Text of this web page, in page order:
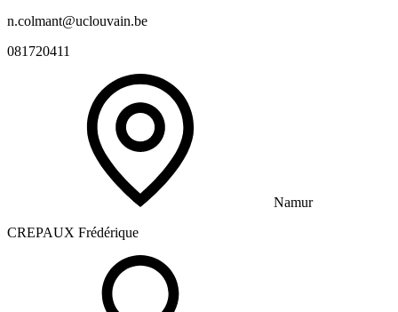
n.colmant@uclouvain.be
081720411
Namur
CREPAUX Frédérique